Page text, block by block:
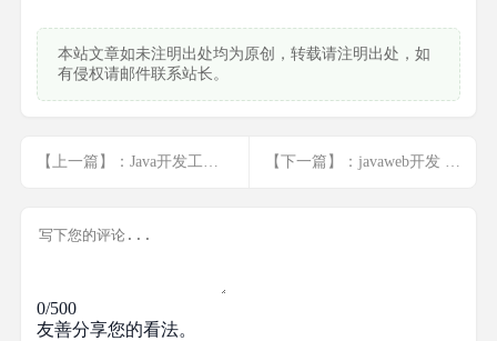
本站文章如未注明出处均为原创，转载请注明出处，如
有侵权请邮件联系站长。
【上一篇】：Java开发工程师（Web方向）(2) 【下一篇】：javaweb开发 idea ssm开发(二)
0/500
友善分享您的看法。